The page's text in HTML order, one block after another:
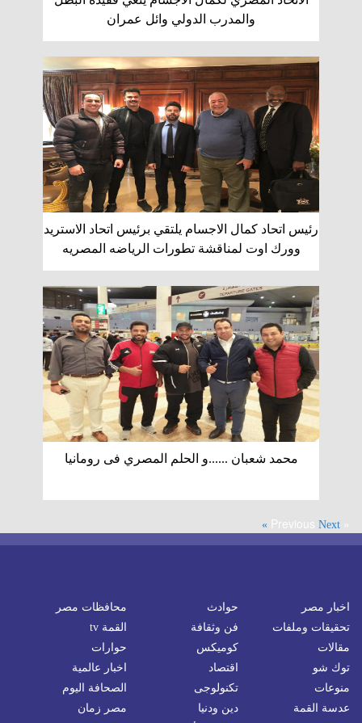
والمدرب الدولي وائل عمران
رئيس اتحاد كمال الاجسام يلتقي برئيس اتحاد الاستريد
وورك اوت لمناقشة تطورات الرياضه المصريه
محمد شعبان ......و الحلم المصري فى رومانيا
« Previous
Next »
اخبار مصر حوادث
محافظات مصر
تحقيقات وملفات
فن وثقافة
القمة tv
مقالات
كوميكس
حوارات
توك شو
اقتصاد
اخبار عالمية
منوعات
تكنولوجى
الصحافة اليوم
عدسة القمة
دين ودنيا
مصر زمان